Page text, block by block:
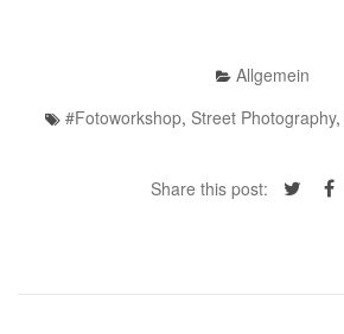
Allgemein
#Fotoworkshop, Street Photography,
Share this post: